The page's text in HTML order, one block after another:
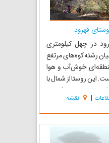
قهرود
در چهل کیلومتری
رشته کوه‌های مرتفع
خوش‌آب و هوا
این روستا از شمال با
جنوب غربی با کامو و
با روستای ابیانه و از
روستای قزاآن همسایه
از زمستان‌های بسیار
خن...
| نقشه